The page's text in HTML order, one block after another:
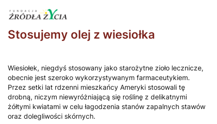
Stosujemy olej z wiesiołka
Wiesiołek, niegdyś stosowany jako starożytne zioło lecznicze,
obecnie jest szeroko wykorzystywanym farmaceutykiem.
Przez setki lat rdzenni mieszkańcy Ameryki stosowali tę
drobną, niczym niewyróżniającą się roślinę z delikatnymi
żółtymi kwiatami w celu łagodzenia stanów zapalnych stawów
oraz dolegliwości skórnych.